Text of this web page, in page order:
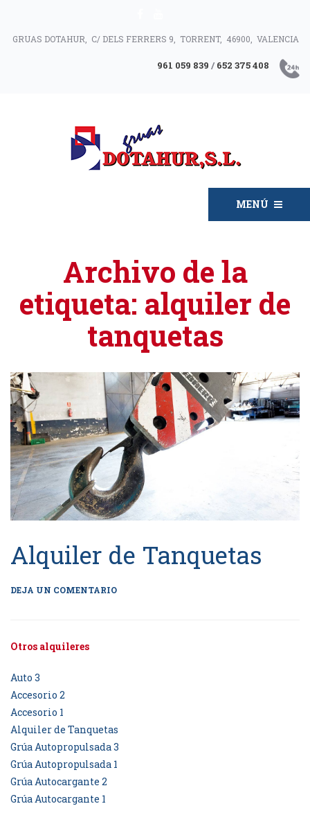
GRUAS DOTAHUR, C/ DELS FERRERS 9, TORRENT, 46900, VALENCIA
961 059 839 / 652 375 408
MENÚ
Archivo de la
etiqueta: alquiler de
tanquetas
Alquiler de Tanquetas
DEJA UN COMENTARIO
Otros alquileres
Auto 3
Accesorio 2
Accesorio 1
Alquiler de Tanquetas
Grúa Autopropulsada 3
Grúa Autopropulsada 1
Grúa Autocargante 2
Grúa Autocargante 1